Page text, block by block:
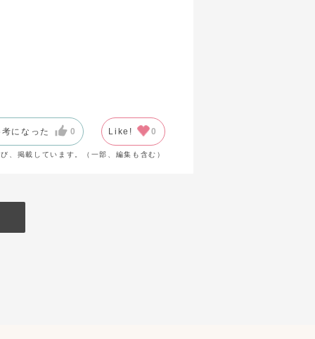
考になった 0 Like! 0
、掲載しています。（一部、編集も含む）